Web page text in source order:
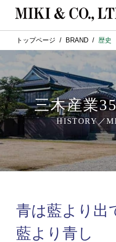
トップページ BRAND 歴史
三木産業
HISTORY／
青は藍より出
藍より青し